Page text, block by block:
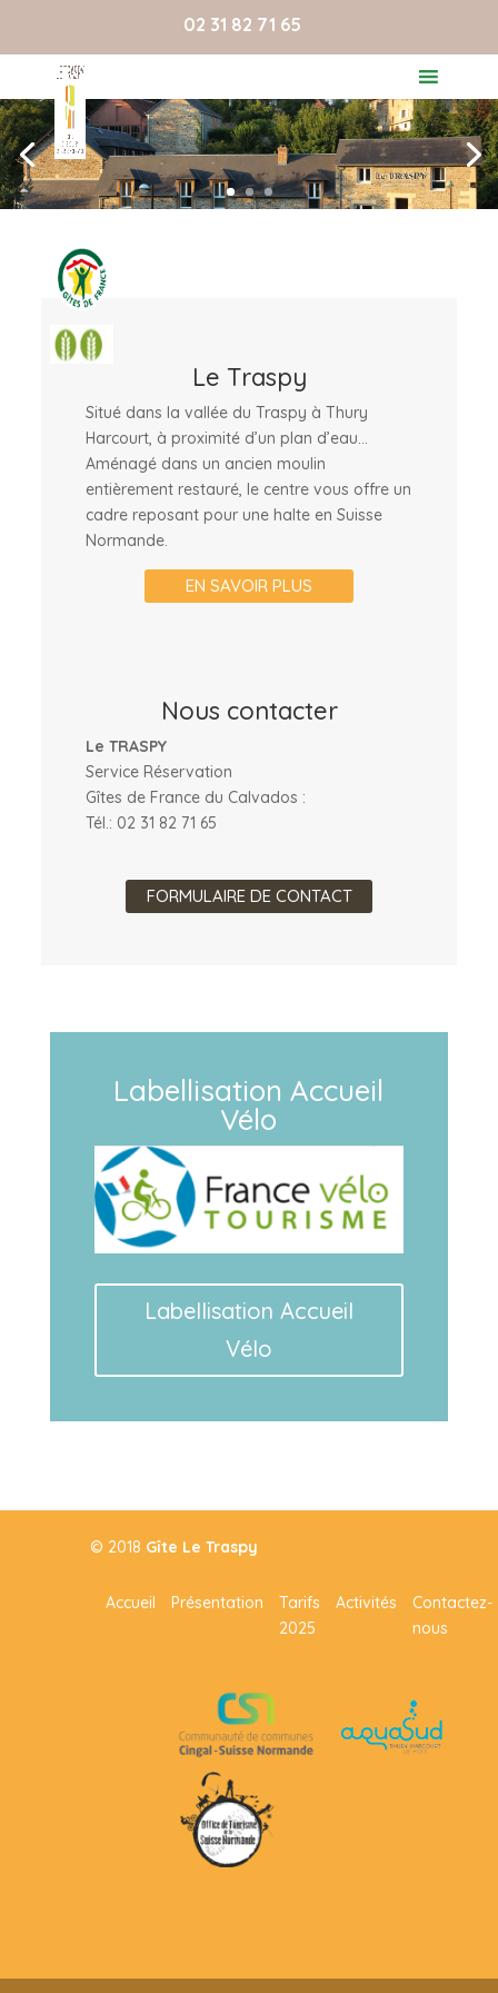
02 31 82 71 65
Le Traspy
Situé dans la vallée du Traspy à Thury
Harcourt, à proximité d’un plan d’eau…
Aménagé dans un ancien moulin
entièrement restauré, le centre vous offre un
cadre reposant pour une halte en Suisse
Normande.
EN SAVOIR PLUS
Nous contacter
Le TRASPY
Service Réservation
Gîtes de France du Calvados :
Tél.: 02 31 82 71 65
FORMULAIRE DE CONTACT
Labellisation Accueil
Vélo
Labellisation Accueil
Vélo
© 2018 Gîte Le Traspy
Accueil Présentation
Tarifs
2025
Activités
Contactez-
nous